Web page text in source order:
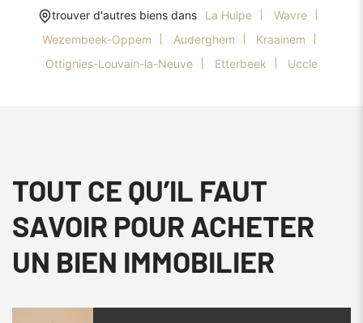
trouver d'autres biens dans La Hulpe
Wavre
Wezembeek-Oppem
Auderghem
Kraainem
Ottignies-Louvain-la-Neuve
Etterbeek Uccle
TOUT CE QU’IL FAUT
SAVOIR POUR ACHETER
UN BIEN IMMOBILIER